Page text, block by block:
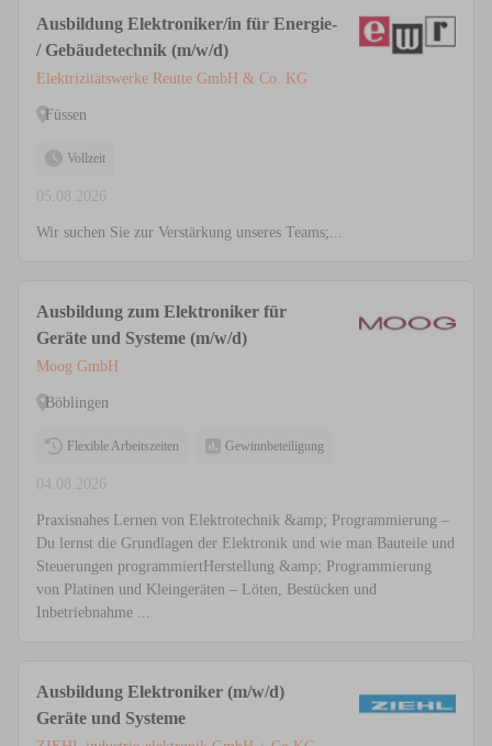
Ausbildung Elektroniker/in für Energie-
/ Gebäudetechnik (m/w/d)
Elektrizitätswerke Reutte GmbH & Co. KG
Füssen
Vollzeit
05.08.2026
Wir suchen Sie zur Verstärkung unseres Teams;...
Ausbildung zum Elektroniker für
Geräte und Systeme (m/w/d)
Moog GmbH
Böblingen
Flexible Arbeitszeiten Gewinnbeteiligung
04.08.2026
Praxisnahes Lernen von Elektrotechnik &amp; Programmierung –
Du lernst die Grundlagen der Elektronik und wie man Bauteile und
Steuerungen programmiertHerstellung &amp; Programmierung
von Platinen und Kleingeräten – Löten, Bestücken und
Inbetriebnahme ...
Ausbildung Elektroniker (m/w/d)
Geräte und Systeme